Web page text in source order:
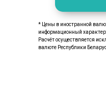
* Цены в иностранной
информационный
Расчёт осуществляется
валюте Республики